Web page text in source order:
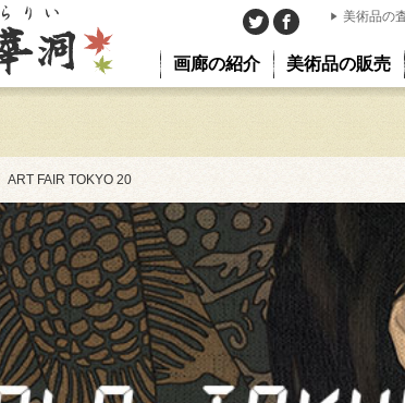
画廊の紹介 美術品の販売
美術品の
ART FAIR TOKYO 20